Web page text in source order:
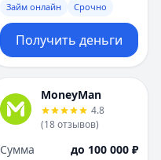
Пенза
Пермь
Р
Ростов-на-Дону
Рязань
С
Самара
Санкт-Петербург
Пенза
Пермь
Р
Ростов-на-Дону
Рязань
С
Самара
Санкт-Петербург
Займ онлайн Срочно
Получить деньги
MoneyMan
4.8
(18отзывов)
Сумма
до 100 000 ₽